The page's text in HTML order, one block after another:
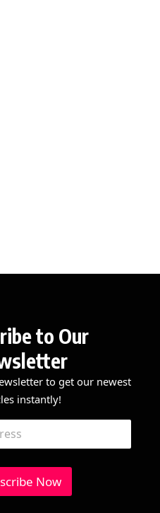
to Our
to get our newest
instantly!
m
a
l
E
m
m
a
l
Now